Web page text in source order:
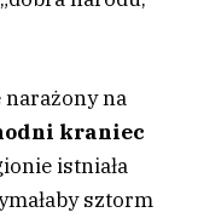
narażony na
kraniec
istniała
sztorm